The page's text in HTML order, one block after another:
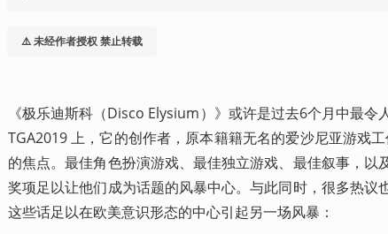
⚠️ 未经作者授权 禁止转载
《极乐迪斯科（Disco Elysium）》或许是过去6个月中最令
TGA2019 上，它的创作者，原本籍籍无名的爱沙尼亚游戏
的焦点。最佳角色扮演游戏、最佳独立游戏、最佳叙事，以
奖项足以让他们成为话题的风暴中心。与此同时，很多热
这些话足以在欧美意识形态的中心引起另一场风暴：